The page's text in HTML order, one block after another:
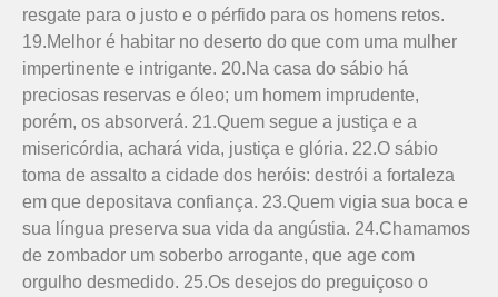
resgate para o justo e o pérfido para os homens retos.
19.Melhor é habitar no deserto do que com uma mulher
impertinente e intrigante. 20.Na casa do sábio há
preciosas reservas e óleo; um homem imprudente,
porém, os absorverá. 21.Quem segue a justiça e a
misericórdia, achará vida, justiça e glória. 22.O sábio
toma de assalto a cidade dos heróis: destrói a fortaleza
em que depositava confiança. 23.Quem vigia sua boca e
sua língua preserva sua vida da angústia. 24.Chamamos
de zombador um soberbo arrogante, que age com
orgulho desmedido. 25.Os desejos do preguiçoso o